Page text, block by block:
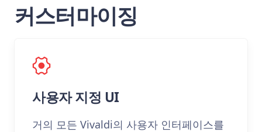
커스터마이징
사용자 지정 UI
거의 모든 Vivaldi의 사용자 인터페이스를